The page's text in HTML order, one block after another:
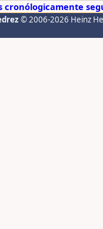
cronólogicamente
© 2006-2026 Heinz